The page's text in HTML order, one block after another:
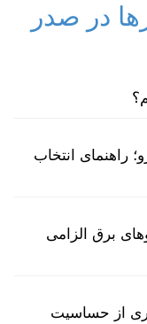
در صدر
راهنمای انتخاب
برق الزامی
از حساسیت